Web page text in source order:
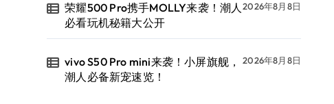
荣耀500 Pro携手MOLLY来袭！潮人
必看玩机秘籍大公开
2026年8月8日
vivo S50 Pro mini来袭！小屏旗舰，
潮人必备新宠速览！
2026年8月8日